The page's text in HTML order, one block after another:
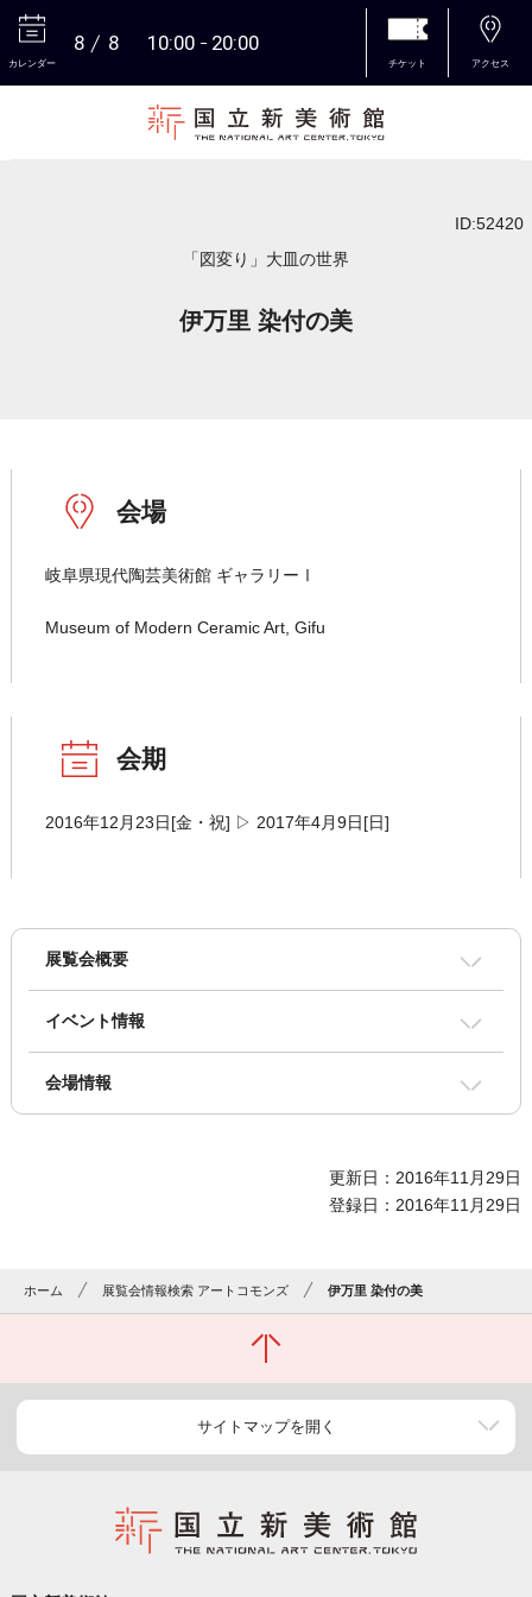
カレンダー
8 8 10:00 20:00
チケット アクセス
ID:52420
「図変り」大皿の世界
伊万里 染付の美
会場
岐阜県現代陶芸美術館 ギャラリーⅠ
Museum of Modern Ceramic Art, Gifu
会期
2016年12月23日[金・祝] ▷ 2017年4月9日[日]
展覧会概要
イベント情報
会場情報
更新日：2016年11月29日
登録日：2016年11月29日
ホーム 展覧会情報検索 アートコモンズ 伊万里 染付の美
サイトマップを開く